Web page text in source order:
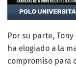
Por su parte,
ha elogiado a la
compromiso para